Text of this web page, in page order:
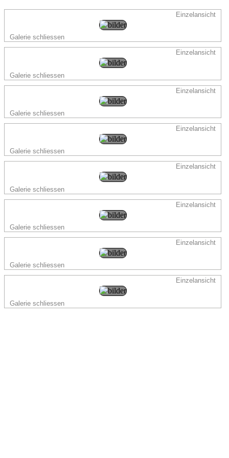
Einzelansicht
Galerie schliessen
Einzelansicht
Galerie schliessen
Einzelansicht
Galerie schliessen
Einzelansicht
Galerie schliessen
Einzelansicht
Galerie schliessen
Einzelansicht
Galerie schliessen
Einzelansicht
Galerie schliessen
Einzelansicht
Galerie schliessen